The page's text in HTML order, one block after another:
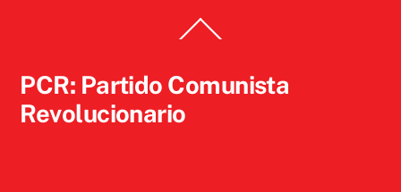
To
PCR: Partido Comunista
Revolucionario